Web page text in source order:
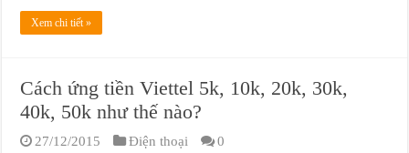
Xem chi tiết »
Cách ứng tiền Viettel 5k, 10k, 20k, 30k,
40k, 50k như thế nào?
27/12/2015 Điện thoại 0